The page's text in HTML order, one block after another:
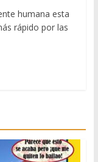
humana esta
rápido por las